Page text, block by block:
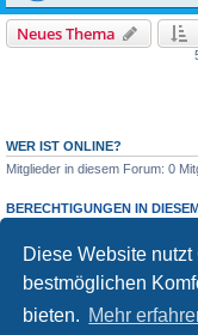
Diese Website
bestmöglichen
bieten. Mehr
Neues Thema
WER IST ONLINE?
Mitglieder in diesem Forum: 0
BERECHTIGUNGEN IN
Du darfst keineAntworten zu
Du darfst deine Beiträge in
Du darfst deine Beiträge in
keine